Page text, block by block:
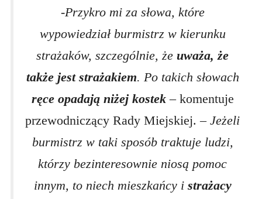
-Przykro mi za słowa, które
wypowiedział burmistrz w kierunku
strażaków, szczególnie, że uważa, że
także jest strażakiem. Po takich słowach
ręce opadają niżej kostek–komentuje
przewodniczący Rady Miejskiej.– Jeżeli
burmistrz w taki sposób traktuje ludzi,
którzy bezinteresownie niosą pomoc
innym, to niech mieszkańcy i strażacy